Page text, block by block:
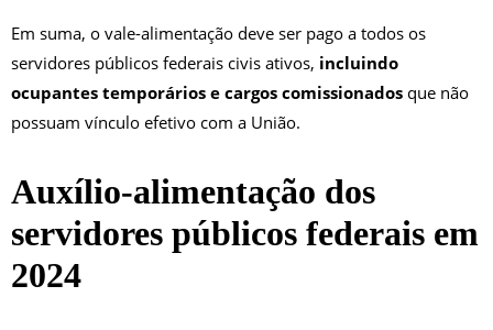
Em suma, o vale-alimentação deve ser pago a todos os
servidores públicos federais civis ativos, incluindo
ocupantes temporários e cargos comissionados que não
possuam vínculo efetivo com a União.
Auxílio-alimentação dos
servidores públicos federais em
2024